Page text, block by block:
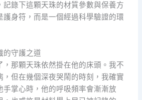
記錄下這顆天珠的材質參數與保養方
護身符，而是一個經過科學驗證的環
的守護之道
，那顆天珠依然掛在他的床頭。我不
，但在幾個深夜哭鬧的時刻，我確實
手掌心時，他的呼吸頻率會漸漸放